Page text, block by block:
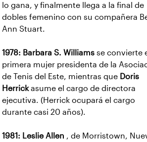
lo gana, y finalmente llega a la final de
dobles femenino con su compañera
Ann Stuart.
1978: Barbara S. Williams se convierte
primera mujer presidenta de la
de Tenis del Este, mientras que Doris
Herrickasume el cargo de directora
ejecutiva. (Herrick ocupará el cargo
durante casi 20 años).
1981: Leslie Allen , de Morristown,